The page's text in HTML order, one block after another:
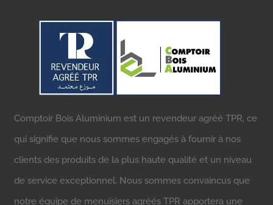
Comptoir Bois Aluminium est un revendeur agréé TPR, ce
qui signifie que nous sommes engagés à fournir à nos
clients des produits de la plus haute qualité et un niveau
de service exceptionnel. Nous sommes convaincus que
notre équipe de menuisiers agréés TPR apportera une